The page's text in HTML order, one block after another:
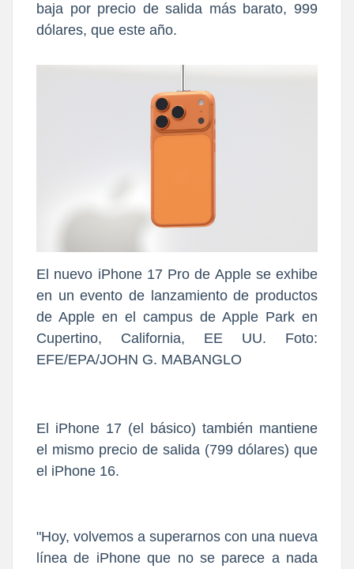
baja por precio de salida más barato, 999
dólares, que este año.
El nuevo iPhone 17 Pro de Apple se exhibe
en un evento de lanzamiento de productos
de Apple en el campus de Apple Park en
Cupertino, California, EE UU. Foto:
EFE/EPA/JOHN G. MABANGLO
El iPhone 17 (el básico) también mantiene
el mismo precio de salida (799 dólares) que
el iPhone 16.
"Hoy, volvemos a superarnos con una nueva
línea de iPhone que no se parece a nada